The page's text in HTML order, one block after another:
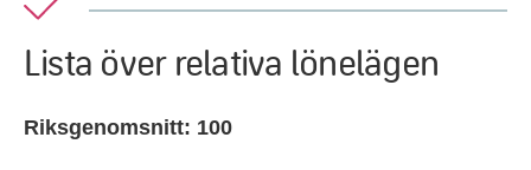
Lista över relativa lönelägen
Riksgenomsnitt: 100